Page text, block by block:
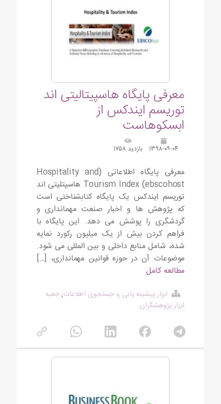
معرفی پایگاه هاسپیتالیتی اند
توریسم ایندکس از
ابسکوهاست
۱۳۹۸-۰۹-۰۴ بازدید ۱۷۵۸
معرفی پایگاه اطلاعاتی (Hospitality and
Tourism Index (ebscohost هاسپتلیتی اند
توریسم ایندکس یک پایگاه کتابشناختی است
که پژوهش ها و اخبار صنعت مهمانداری و
گردشگری را پوشش می دهد. این پایگاه با
فراهم کردن بیش از یک میلیون رکورد نمایه
شده، شامل منابع داخلی و بین المللی می شود.
موضوعات آن در حوزه قوانین مهمانداری، […]
مطالعه کامل
ابزار پیشینه یابی و جستجوی اطلاعات,جعبه
ابزار پژوهشگران